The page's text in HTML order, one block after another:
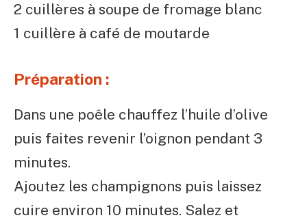
2 cuillères à soupe de fromage blanc
1 cuillère à café de moutarde
Préparation :
Dans une poêle chauffez l’huile d’olive
puis faites revenir l’oignon pendant 3
minutes.
Ajoutez les champignons puis laissez
cuire environ 10 minutes. Salez et